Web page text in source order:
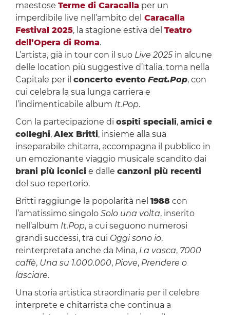
maestose Terme di Caracallaper un
imperdibile live nell’ambito del Caracalla
Festival 2025, la stagione estiva del Teatro
dell’Opera di Roma.
L’artista, già in tour con il suo Live 2025in alcune
delle location più suggestive d’Italia, torna nella
Capitale per il concerto evento Feat.Pop, con
cui celebra la sua lunga carriera e
l’indimenticabile album It.Pop.
Con la partecipazione di ospiti speciali, amici e
colleghi, Alex Britti, insieme alla sua
inseparabile chitarra, accompagna il pubblico in
un emozionante viaggio musicale scandito dai
brani più iconicie dalle canzoni più recenti
del suo repertorio.
Britti raggiunge la popolarità nel 1988con
l’amatissimo singolo Solo una volta, inserito
nell’album It.Pop, a cui seguono numerosi
grandi successi, tra cui Oggi sono io,
reinterpretata anche da Mina, La vasca, 7000
caffè, Una su 1.000.000, Piove, Prendere o
lasciare.
Una storia artistica straordinaria per il celebre
interprete e chitarrista che continua a